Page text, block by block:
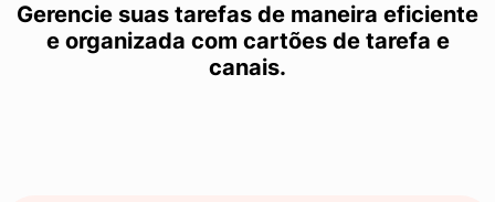
Gerencie suas tarefas de maneira eficiente
e organizada com cartões de tarefa e
canais.